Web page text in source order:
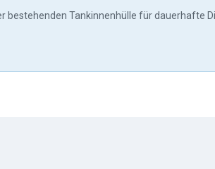
bestehenden Tankinnenhülle für dauerhafte